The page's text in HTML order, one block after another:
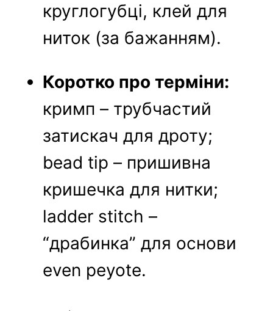
круглогубці, клей для
ниток (за бажанням).
Коротко про терміни:
кримп – трубчастий
затискач для дроту;
bead tip – пришивна
кришечка для нитки;
ladder stitch –
“драбинка” для основи
even peyote.